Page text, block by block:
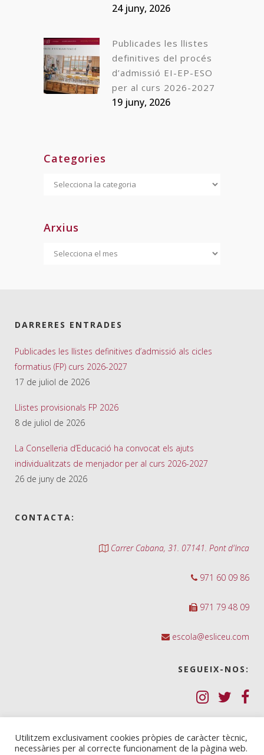
24 juny, 2026
Publicades les llistes
definitives del procés
d’admissió EI-EP-ESO
per al curs 2026-2027
19 juny, 2026
Categories
Categories
Arxius
Arxius
DARRERES ENTRADES
Publicades les llistes definitives d’admissió als cicles
formatius (FP) curs 2026-2027
17 de juliol de 2026
Llistes provisionals FP 2026
8 de juliol de 2026
La Conselleria d’Educació ha convocat els ajuts
individualitzats de menjador per al curs 2026-2027
26 de juny de 2026
CONTACTA:
Carrer Cabana, 31. 07141. Pont d'Inca
971 60 09 86
971 79 48 09
escola@esliceu.com
SEGUEIX-NOS:
Política de Galetes (cookies)
Utilitzem exclusivament cookies pròpies de caràcter tècnic,
necessàries per al correcte funcionament de la pàgina web.